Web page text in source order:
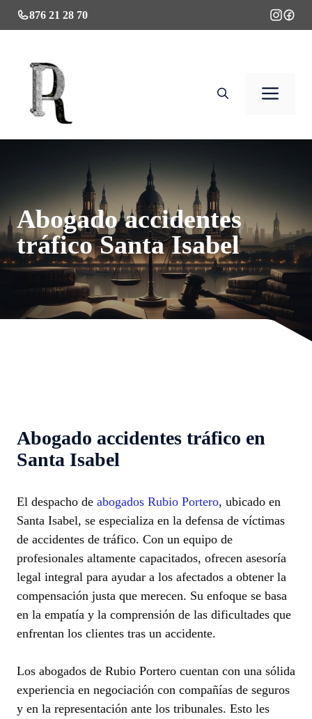
Saltar
al
876 21 28 70
Abogado accidentes
tráfico Santa Isabel
Abogado accidentes tráfico en
Santa Isabel
El despacho de abogados Rubio Portero, ubicado en
Santa Isabel, se especializa en la defensa de víctimas
de accidentes de tráfico. Con un equipo de
profesionales altamente capacitados, ofrecen asesoría
legal integral para ayudar a los afectados a obtener la
compensación justa que merecen. Su enfoque se basa
en la empatía y la comprensión de las dificultades que
enfrentan los clientes tras un accidente.
Los abogados de Rubio Portero cuentan con una sólida
experiencia en negociación con compañías de seguros
y en la representación ante los tribunales. Esto les